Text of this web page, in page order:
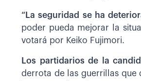
“La seguridad se ha
poder pueda mejorar la
votará por Keiko Fujimori.
Los partidarios de la
derrota de las guerrillas que